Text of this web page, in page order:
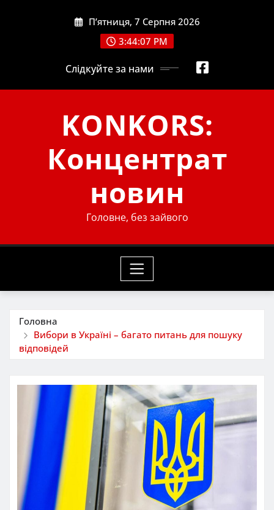
П’ятниця, 7 Серпня 2026
3:44:07 PM
Слідкуйте за нами
KONKORS:
Концентрат
новин
Головне, без зайвого
Головна
Вибори в Україні – багато питань для пошуку
відповідей